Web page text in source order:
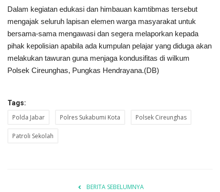
Dalam kegiatan edukasi dan himbauan kamtibmas tersebut
mengajak seluruh lapisan elemen warga masyarakat untuk
bersama-sama mengawasi dan segera melaporkan kepada
pihak kepolisian apabila ada kumpulan pelajar yang diduga akan
melakukan tawuran guna menjaga kondusifitas di wilkum
Polsek Cireunghas, Pungkas Hendrayana.(DB)
Tags:
Polda Jabar Polres Sukabumi Kota Polsek Cireunghas
Patroli Sekolah
BERITA SEBELUMNYA